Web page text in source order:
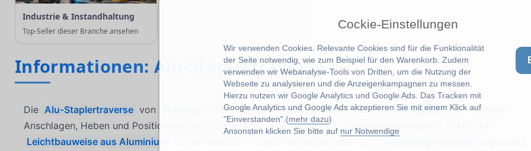
Cockie-Einstellungen
Wir verwenden Cookies. Relevante Cookies sind für die Funktionalität
der Seite notwendig, wie zum Beispiel für den Warenkorb. Zudem
verwenden wir Webanalyse-Tools von Dritten, um die Nutzung der
Webseite zu analysieren und die Anzeigenkampagnen zu messen.
Hierzu nutzen wir Google Analytics und Google Ads. Das Tracken mit
Google Analytics und Google Ads akzeptieren Sie mit einem Klick auf
"Einverstanden".(mehr dazu)
Ansonsten klicken Sie bitte auf nur Notwendige
Industrie & Instandhaltung
Top-Seller dieser Branche ansehen
Informationen: Alu-Staplertraverse
Die Alu-Staplertraverse von macht aus dem Gabelstapler ein flexibles Hebegerät zum sicheren
Anschlagen, Heben und Positionieren von Lasten über einen zentralen
Sicherheitslasthaken
Leichtbauweise aus Aluminium